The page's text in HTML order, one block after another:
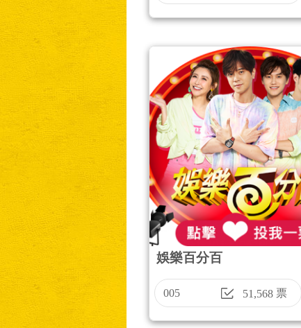
娛樂百分百
005 51,568票